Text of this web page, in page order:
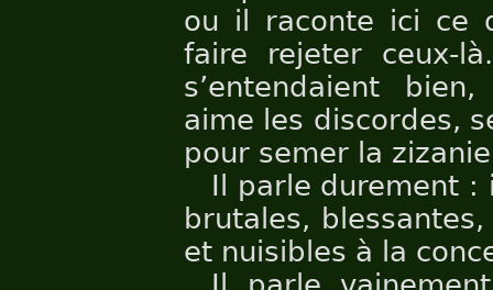
ou il raconte ici ce
faire rejeter ceux-
s’entendaient
aime les discordes,
pour semer la
Il parle durement :
brutales,
et nuisibles à la